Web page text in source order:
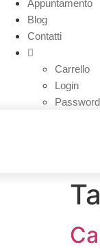
Appuntamento
Blog
Contatti
Carrello
Login